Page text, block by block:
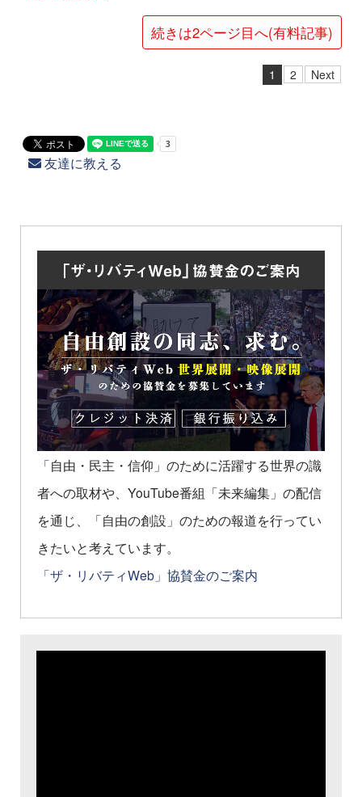
続きは2ページ目へ(有料記事)
1 2 Next
友達に教える
「自由・民主・信仰」のために活躍する世界の識
者への取材や、YouTube番組「未来編集」の配信
を通じ、「自由の創設」のための報道を行ってい
きたいと考えています。
「ザ・リバティWeb」協賛金のご案内